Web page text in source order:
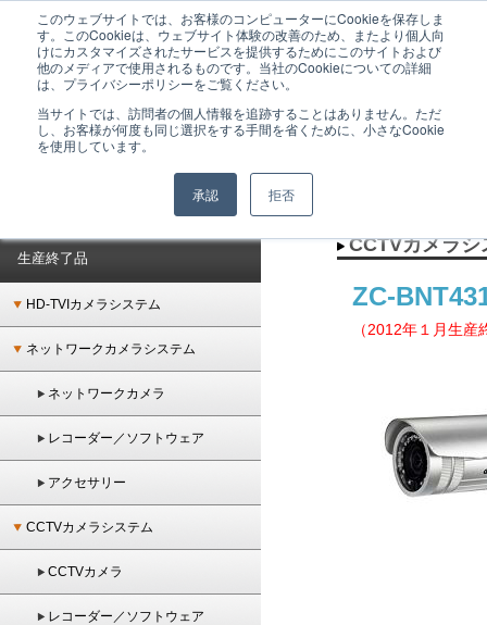
このウェブサイトでは、お客様のコンピューターにCookieを保存しま
す。このCookieは、ウェブサイト体験の改善のため、またより個人向
けにカスタマイズされたサービスを提供するためにこのサイトおよび
他のメディアで使用されるものです。当社のCookieについての詳細
は、プライバシーポリシーをご覧ください。
当サイトでは、訪問者の個人情報を追跡することはありません。ただ
し、お客様が何度も同じ選択をする手間を省くために、小さなCookie
を使用しています。
承認 拒否
GANZは監視カメラシステムをはじめとした、ネットワーク時代のトータルセキュリテ
ィシステムを提供するメーカーブランドです。
CCTVカメラシステム CCTVカメラ
CCTVカメラ
ZC-
（2012年１月生産
生産終了品
HD-TVIカメラシステム
ネットワークカメラシステム
ネットワークカメラ
レコーダー／ソフトウェア
アクセサリー
CCTVカメラシステム
CCTVカメラ
レコーダー／ソフトウェア